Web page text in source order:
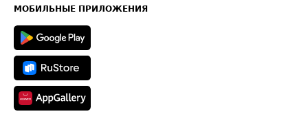
Техническая информация
МОБИЛЬНЫЕ ПРИЛОЖЕНИЯ